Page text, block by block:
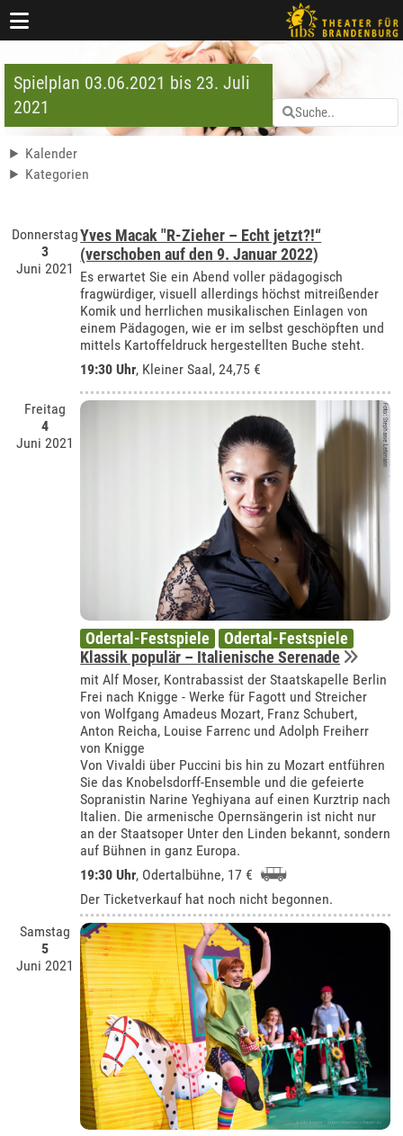
Spielplan 03.06.2021 bis 23. Juli
2021
Kalender
Kategorien
Donnerstag
3
Juni 2021
Yves Macak "R-Zieher – Echt jetzt?!“
(verschoben auf den 9. Januar 2022)
Es erwartet Sie ein Abend voller pädagogisch
fragwürdiger, visuell allerdings höchst mitreißender
Komik und herrlichen musikalischen Einlagen von
einem Pädagogen, wie er im selbst geschöpften und
mittels Kartoffeldruck hergestellten Buche steht.
19:30 Uhr, Kleiner Saal, 24,75 €
Freitag
4
Juni 2021
Odertal-Festspiele
Odertal-Festspiele
Klassik populär – Italienische Serenade
mit Alf Moser, Kontrabassist der Staatskapelle Berlin
Frei nach Knigge - Werke für Fagott und Streicher
von Wolfgang Amadeus Mozart, Franz Schubert,
Anton Reicha, Louise Farrenc und Adolph Freiherr
von Knigge
Von Vivaldi über Puccini bis hin zu Mozart entführen
Sie das Knobelsdorff-Ensemble und die gefeierte
Sopranistin Narine Yeghiyana auf einen Kurztrip nach
Italien. Die armenische Opernsängerin ist nicht nur
an der Staatsoper Unter den Linden bekannt, sondern
auf Bühnen in ganz Europa.
19:30 Uhr, Odertalbühne, 17 €
Der Ticketverkauf hat noch nicht begonnen.
Samstag
5
Juni 2021